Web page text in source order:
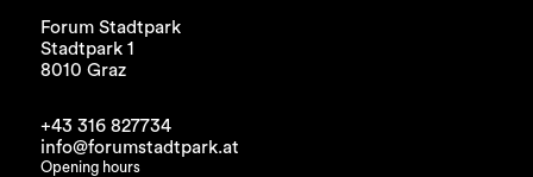
Forum Stadtpark
Stadtpark 1
8010 Graz
+43 316 827734
info@forumstadtpark.at
Opening hours